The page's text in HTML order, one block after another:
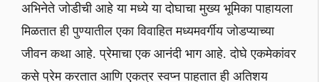
अभिनेते जोडीची आहे या मध्ये या दोघाचा मुख्य भूमिका पाहायला
मिळतात ही पुण्यातील एका विवाहित मध्यमवर्गीय जोडप्याच्या
जीवन कथा आहे. प्रेमाचा एक आनंदी भाग आहे. दोघे एकमेकांवर
कसे प्रेम करतात आणि एकत्र स्वप्न पाहतात ही अतिशय